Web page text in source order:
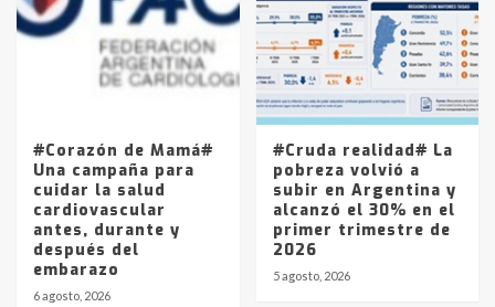
4
Los precios de los combustibles en
La Pampa, desde YPF hasta Axion
entre 857 a 1338 pesos
#Corazón de Mamá#
Una campaña para
cuidar la salud
cardiovascular
antes, durante y
después del
embarazo
6 agosto, 2026
#Cruda realidad# La
pobreza volvió a
subir en Argentina y
alcanzó el 30% en el
primer trimestre de
2026
5 agosto, 2026